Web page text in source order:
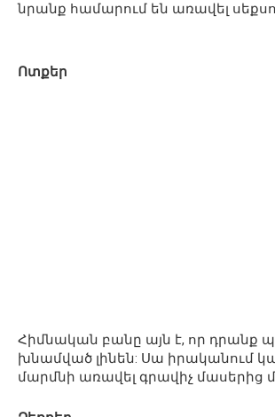
նրանք համարում են առավել
Ոտքեր
Հիմնական բանը այն է, որ դրանք
խնամված լինեն: Սա իրականում
մարմնի առավել գրավիչ մասերից